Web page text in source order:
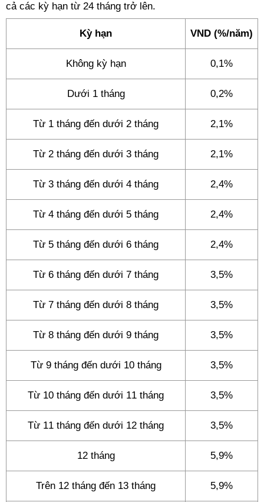
cả các kỳ hạn từ 24 tháng trở lên.
Kỳ hạn VND (%/năm)
Không kỳ hạn 0,1%
Dưới 1 tháng 0,2%
Từ 1 tháng đến dưới 2 tháng 2,1%
Từ 2 tháng đến dưới 3 tháng 2,1%
Từ 3 tháng đến dưới 4 tháng 2,4%
Từ 4 tháng đến dưới 5 tháng 2,4%
Từ 5 tháng đến dưới 6 tháng 2,4%
Từ 6 tháng đến dưới 7 tháng 3,5%
Từ 7 tháng đến dưới 8 tháng 3,5%
Từ 8 tháng đến dưới 9 tháng 3,5%
Từ 9 tháng đến dưới 10 tháng 3,5%
Từ 10 tháng đến dưới 11 tháng 3,5%
Từ 11 tháng đến dưới 12 tháng 3,5%
12 tháng 5,9%
Trên 12 tháng đến 13 tháng 5,9%